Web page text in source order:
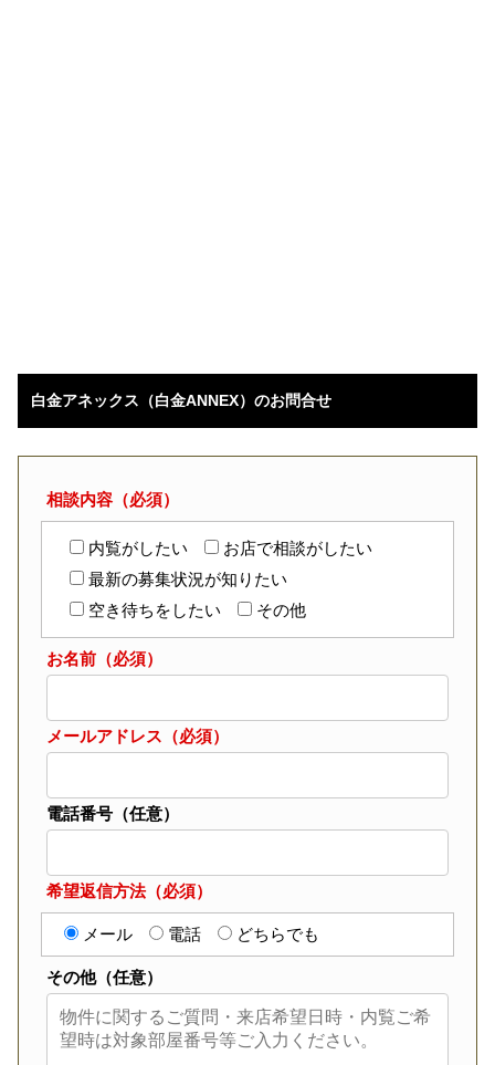
白金アネックス（白金ANNEX）のお問合せ
相談内容（必須）
内覧がしたい
お店で相談がしたい
最新の募集状況が知りたい
空き待ちをしたい
その他
お名前（必須）
メールアドレス（必須）
電話番号（任意）
希望返信方法（必須）
メール 電話 どちらでも
その他（任意）